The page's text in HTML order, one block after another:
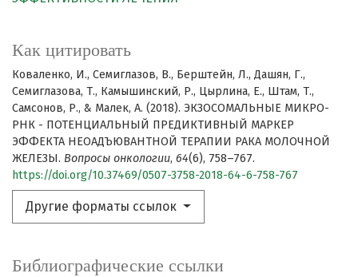
Как цитировать
Коваленко, И., Семиглазов, В., Берштейн, Л., Дашян, Г.,
Семиглазова, Т., Камышинский, Р., Цырлина, Е., Штам, Т.,
Самсонов, Р., & Малек, А. (2018). ЭКЗОСОМАЛЬНЫЕ МИКРО-
РНК - ПОТЕНЦИАЛЬНЫЙ ПРЕДИКТИВНЫЙ МАРКЕР
ЭФФЕКТА НЕОАДЪЮВАНТНОЙ ТЕРАПИИ РАКА МОЛОЧНОЙ
ЖЕЛЕЗЫ. Вопросы онкологии, 64(6), 758–767.
https://doi.org/10.37469/0507-3758-2018-64-6-758-767
Другие форматы ссылок
Библиографические ссылки